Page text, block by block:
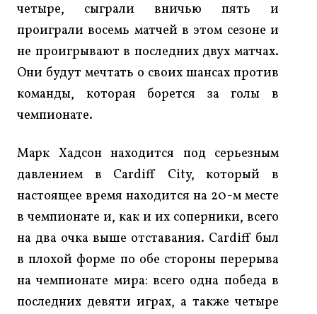
четыре, сыграли вничью пять и
проиграли восемь матчей в этом сезоне и
не проигрывают в последних двух матчах.
Они будут мечтать о своих шансах против
команды, которая борется за голы в
чемпионате.
Марк Хадсон находится под серьезным
давлением в Cardiff City, который в
настоящее время находится на 20-м месте
в чемпионате и, как и их соперники, всего
на два очка выше отставания. Cardiff был
в плохой форме по обе стороны перерыва
на чемпионате мира: всего одна победа в
последних девяти играх, а также четыре